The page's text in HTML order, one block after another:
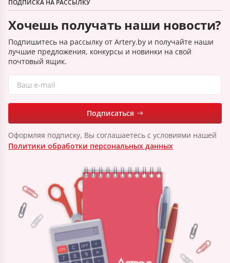
ПОДПИСКА НА РАССЫЛКУ
Хочешь получать наши новости?
Подпишитесь на рассылку от Artery.by и получайте наши
лучшие предложения, конкурсы и новинки на свой
почтовый ящик.
Подписаться
Оформляя подписку, Вы соглашаетесь с условиями нашей
Политики обработки персональных данных